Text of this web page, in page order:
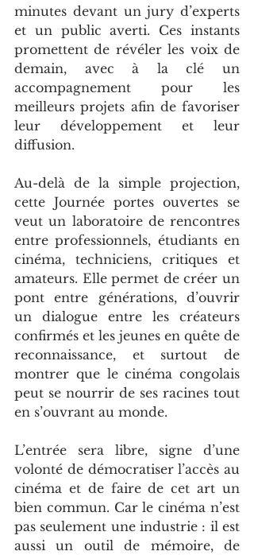
minutes devant un jury d’experts
et un public averti. Ces instants
promettent de révéler les voix de
demain, avec à la clé un
accompagnement pour les
meilleurs projets afin de favoriser
leur développement et leur
diffusion.
Au-delà de la simple projection,
cette Journée portes ouvertes se
veut un laboratoire de rencontres
entre professionnels, étudiants en
cinéma, techniciens, critiques et
amateurs. Elle permet de créer un
pont entre générations, d’ouvrir
un dialogue entre les créateurs
confirmés et les jeunes en quête de
reconnaissance, et surtout de
montrer que le cinéma congolais
peut se nourrir de ses racines tout
en s’ouvrant au monde.
L’entrée sera libre, signe d’une
volonté de démocratiser l’accès au
cinéma et de faire de cet art un
bien commun. Car le cinéma n’est
pas seulement une industrie : il est
aussi un outil de mémoire, de